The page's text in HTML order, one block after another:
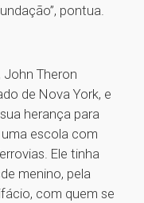
pontua.
John Theron
de Nova York, e
herança para
escola com
Ele tinha
menino, pela
com quem se